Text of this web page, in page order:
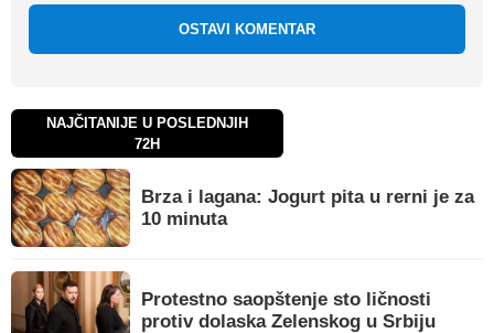
OSTAVI KOMENTAR
NAJČITANIJE U POSLEDNJIH
72H
Brza i lagana: Jogurt pita u rerni je za
10 minuta
Protestno saopštenje sto ličnosti
protiv dolaska Zelenskog u Srbiju